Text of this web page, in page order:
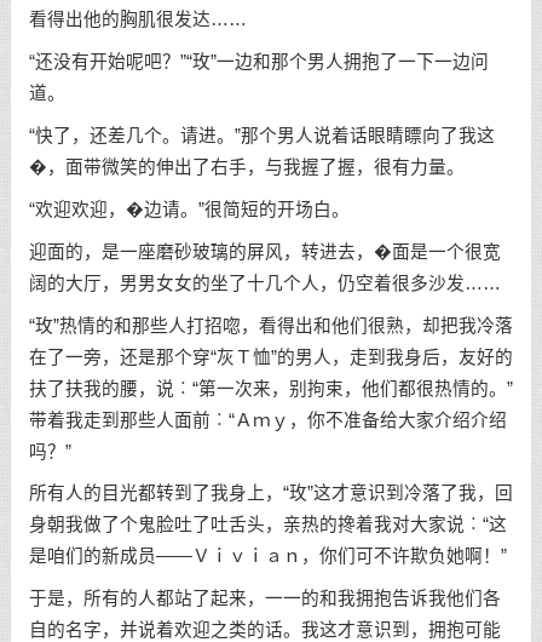
看得出他的胸肌很发达……
“还没有开始呢吧？”“玫”一边和那个男人拥抱了一下一边问
道。
“快了，还差几个。请进。”那个男人说着话眼睛瞟向了我这
�，面带微笑的伸出了右手，与我握了握，很有力量。
“欢迎欢迎，�边请。”很简短的开场白。
迎面的，是一座磨砂玻璃的屏风，转进去，�面是一个很宽
阔的大厅，男男女女的坐了十几个人，仍空着很多沙发……
“玫”热情的和那些人打招唿，看得出和他们很熟，却把我冷落
在了一旁，还是那个穿“灰Ｔ恤”的男人，走到我身后，友好的
扶了扶我的腰，说︰“第一次来，别拘束，他们都很热情的。”
带着我走到那些人面前︰“Ａｍｙ，你不准备给大家介绍介绍
吗？”
所有人的目光都转到了我身上，“玫”这才意识到冷落了我，回
身朝我做了个鬼脸吐了吐舌头，亲热的搀着我对大家说︰“这
是咱们的新成员——Ｖｉｖｉａｎ，你们可不许欺负她啊！”
于是，所有的人都站了起来，一一的和我拥抱告诉我他们各
自的名字，并说着欢迎之类的话。我这才意识到，拥抱可能